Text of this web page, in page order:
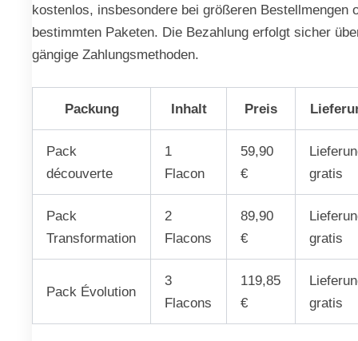
kostenlos, insbesondere bei größeren Bestellmengen
bestimmten Paketen. Die Bezahlung erfolgt sicher
gängige Zahlungsmethoden.
Packung Inhalt Preis
Pack
découverte
1
Flacon
59,90
€
gratis
Pack
Transformation
2
Flacons
89,90
€
gratis
Pack Évolution
3
Flacons
119,85
€
gratis